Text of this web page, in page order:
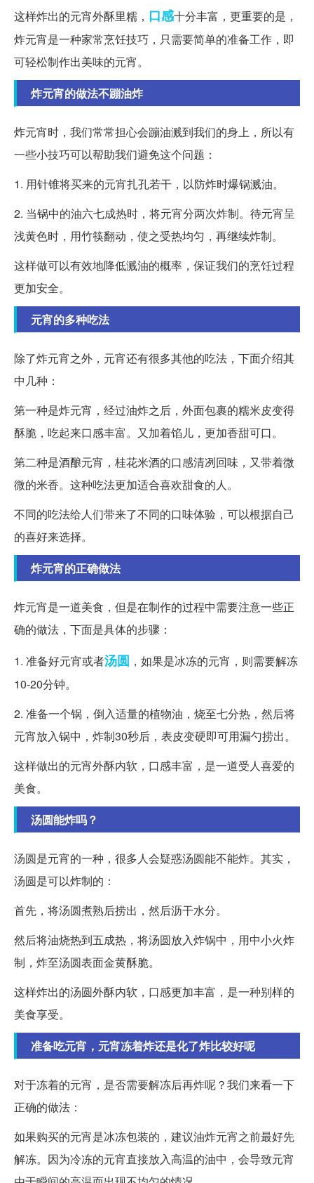
这样炸出的元宵外酥里糯， 口感十分丰富，更重要的是，
炸元宵是一种家常烹饪技巧，只需要简单的准备工作，即
可轻松制作出美味的元宵。
炸元宵的做法不蹦油炸
炸元宵时，我们常常担心会蹦油溅到我们的身上，所以有
一些小技巧可以帮助我们避免这个问题：
1. 用针锥将买来的元宵扎孔若干，以防炸时爆锅溅油。
2. 当锅中的油六七成热时，将元宵分两次炸制。待元宵呈
浅黄色时，用竹筷翻动，使之受热均匀，再继续炸制。
这样做可以有效地降低溅油的概率，保证我们的烹饪过程
更加安全。
元宵的多种吃法
除了炸元宵之外，元宵还有很多其他的吃法，下面介绍其
中几种：
第一种是炸元宵，经过油炸之后，外面包裹的糯米皮变得
酥脆，吃起来口感丰富。又加着馅儿，更加香甜可口。
第二种是酒酿元宵，桂花米酒的口感清冽回味，又带着微
微的米香。这种吃法更加适合喜欢甜食的人。
不同的吃法给人们带来了不同的口味体验，可以根据自己
的喜好来选择。
炸元宵的正确做法
炸元宵是一道美食，但是在制作的过程中需要注意一些正
确的做法，下面是具体的步骤：
1. 准备好元宵或者汤圆 ，如果是冰冻的元宵，则需要解冻
10-20分钟。
2. 准备一个锅，倒入适量的植物油，烧至七分热，然后将
元宵放入锅中，炸制30秒后，表皮变硬即可用漏勺捞出。
这样做出的元宵外酥内软，口感丰富，是一道受人喜爱的
美食。
汤圆能炸吗？
汤圆是元宵的一种，很多人会疑惑汤圆能不能炸。其实，
汤圆是可以炸制的：
首先，将汤圆煮熟后捞出，然后沥干水分。
然后将油烧热到五成热，将汤圆放入炸锅中，用中小火炸
制，炸至汤圆表面金黄酥脆。
这样炸出的汤圆外酥内软，口感更加丰富，是一种别样的
美食享受。
准备吃元宵，元宵冻着炸还是化了炸比较好呢
对于冻着的元宵，是否需要解冻后再炸呢？我们来看一下
正确的做法：
如果购买的元宵是冰冻包装的，建议油炸元宵之前最好先
解冻。因为冷冻的元宵直接放入高温的油中，会导致元宵